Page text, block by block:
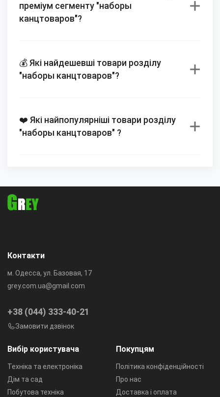
преміум сегменту "наборы
канцтоваров"?
💰 Які найдешевші товари розділу
"наборы канцтоваров"?
❤️ Які найпопулярніші товари розділу
"наборы канцтоваров" ?
Вибір користувача
Техніка та електроніка
Дім та сад
Побутова техніка
Покупцям
Політика конфіденційності
Про нас
Доставка і оплата
Контакти
м. Одесса, ул. Базовая, 17
grey.com.ua@gmail.com
+38 (044) 333-40-21
Замовити дзвінок